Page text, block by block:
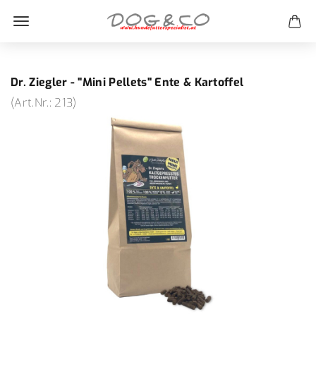
Dr. Ziegler - "Mini Pellets" Ente & Kartoffel
(Art.Nr.: 213)